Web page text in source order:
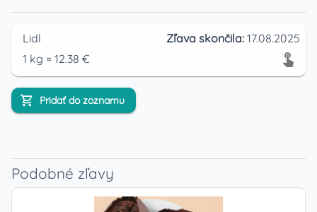
Lidl Zľava skončila: 17.08.2025
1 kg = 12.38 €
Pridať do zoznamu
Podobné zľavy